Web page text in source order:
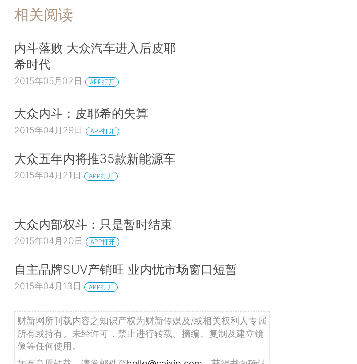
相关阅读
内斗落败 大众汽车进入后皮耶
希时代
2015年05月02日 APP打开
大众内斗：皮耶希的失算
2015年04月29日 APP打开
大众五年内将推35款新能源车
2015年04月21日 APP打开
大众内部权斗：只是暂时结束
2015年04月20日 APP打开
自主品牌SUV产销旺 业内忧市场窗口短暂
2015年04月13日 APP打开
财新网所刊载内容之知识产权为财新传媒及/或相关权利人专属
所有或持有。未经许可，禁止进行转载、摘编、复制及建立镜
像等任何使用。